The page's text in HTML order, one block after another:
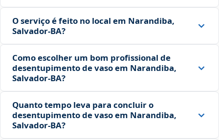
O serviço é feito no local em Narandiba,
Salvador‑BA?
Como escolher um bom profissional de
desentupimento de vaso em Narandiba,
Salvador‑BA?
Quanto tempo leva para concluir o
desentupimento de vaso em Narandiba,
Salvador‑BA?